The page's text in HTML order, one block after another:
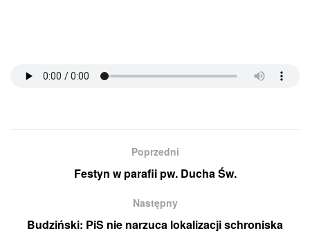
Poprzedni
Festyn w parafii pw. Ducha Św.
Następny
Budziński: PiS nie narzuca lokalizacji schroniska